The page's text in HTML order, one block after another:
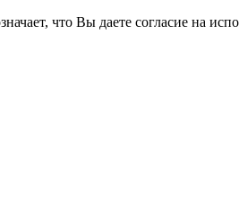
что Вы даете согласие на